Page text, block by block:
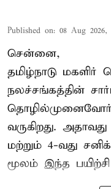
Published on: 08 Aug 2026,
சென்னை,
தமிழ்நாடு
நலச்சங்கத்தின்
தொழில்முனைவோர்
வருகிறது.
மற்றும் 4-வது
மூலம் இந்த பயிற்சி